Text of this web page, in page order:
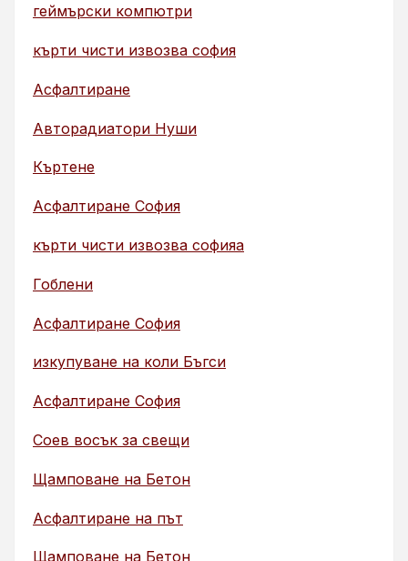
геймърски компютри
кърти чисти извозва софия
Асфалтиране
Авторадиатори Нуши
Къртене
Асфалтиране София
кърти чисти извозва софияа
Гоблени
Асфалтиране София
изкупуване на коли Бъгси
Асфалтиране София
Соев восък за свещи
Щамповане на Бетон
Асфалтиране на път
Щамповане на Бетон